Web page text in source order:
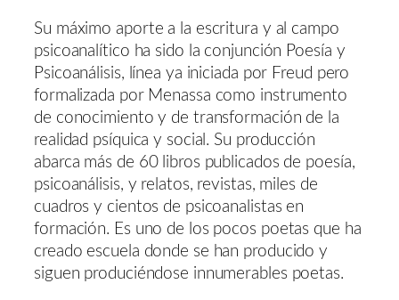
Su máximo aporte a la escritura y al campo
psicoanalítico ha sido la conjunción Poesía y
Psicoanálisis, línea ya iniciada por Freud pero
formalizada por Menassa como instrumento
de conocimiento y de transformación de la
realidad psíquica y social. Su producción
abarca más de 60 libros publicados de poesía,
psicoanálisis, y relatos, revistas, miles de
cuadros y cientos de psicoanalistas en
formación. Es uno de los pocos poetas que ha
creado escuela donde se han producido y
siguen produciéndose innumerables poetas.